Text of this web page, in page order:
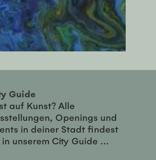
Guide
auf Kunst? Alle
Openings und
in deiner Stadt findest
unserem City Guide ...